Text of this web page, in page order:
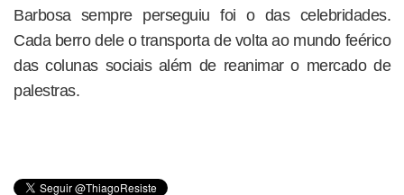
Barbosa sempre perseguiu foi o das celebridades.
Cada berro dele o transporta de volta ao mundo feérico
das colunas sociais além de reanimar o mercado de
palestras.